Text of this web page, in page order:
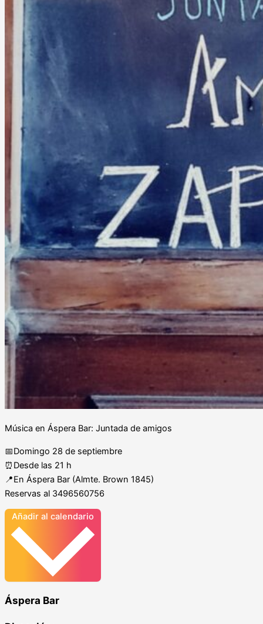
Música en Áspera Bar: Juntada de amigos
📅Domingo 28 de septiembre
⏰Desde las 21 h
📍En Áspera Bar (Almte. Brown 1845)
Reservas al 3496560756
Áspera Bar